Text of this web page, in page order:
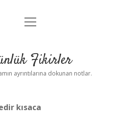
Anasayfa
Yasal Uyarı
menüyü
Fikirler
ayrıntılarına dokunan notlar.
kısaca